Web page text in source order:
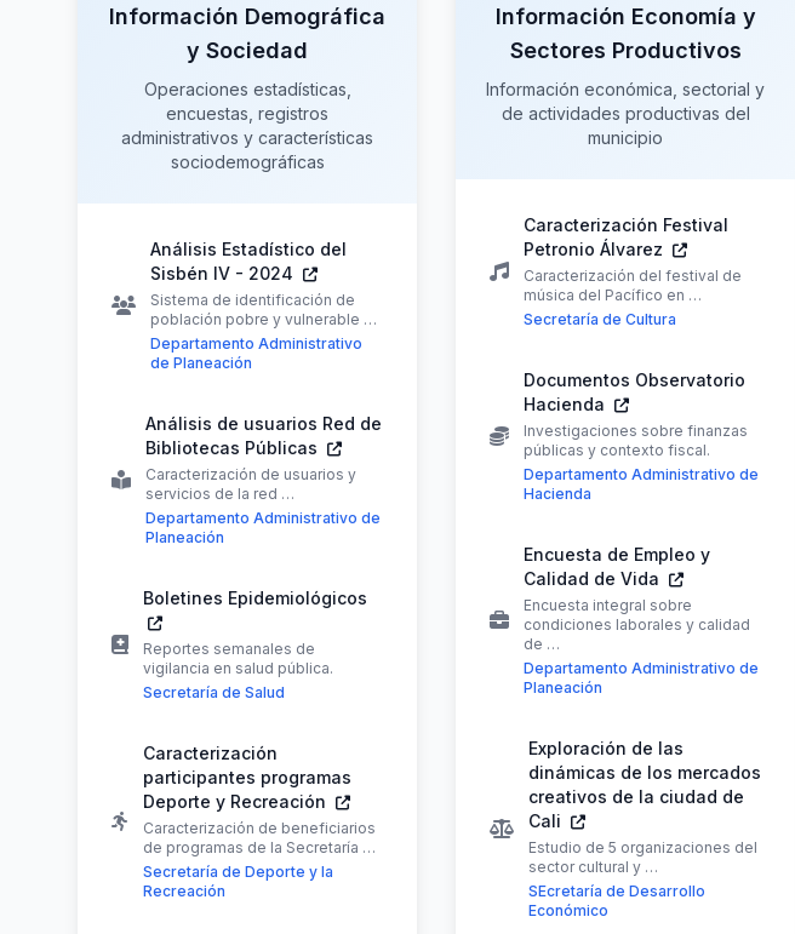
Información Demográfica
y Sociedad
Operaciones estadísticas,
encuestas, registros
administrativos y características
sociodemográficas
Análisis Estadístico del
Sisbén IV - 2024
Sistema de identificación de
población pobre y vulnerable …
Departamento Administrativo
de Planeación
Análisis de usuarios Red de
Bibliotecas Públicas
Caracterización de usuarios y
servicios de la red …
Departamento Administrativo de
Planeación
Boletines Epidemiológicos
Reportes semanales de
vigilancia en salud pública.
Secretaría de Salud
Caracterización
participantes programas
Deporte y Recreación
Caracterización de beneficiarios
de programas de la Secretaría …
Secretaría de Deporte y la
Recreación
Información Economía y
Sectores Productivos
Información económica, sectorial y
de actividades productivas del
municipio
Caracterización Festival
Petronio Álvarez
Caracterización del festival de
música del Pacífico en …
Secretaría de Cultura
Documentos Observatorio
Hacienda
Investigaciones sobre finanzas
públicas y contexto fiscal.
Departamento Administrativo de
Hacienda
Encuesta de Empleo y
Calidad de Vida
Encuesta integral sobre
condiciones laborales y calidad
de …
Departamento Administrativo de
Planeación
Exploración de las
dinámicas de los mercados
creativos de la ciudad de
Cali
Estudio de 5 organizaciones del
sector cultural y …
SEcretaría de Desarrollo
Económico